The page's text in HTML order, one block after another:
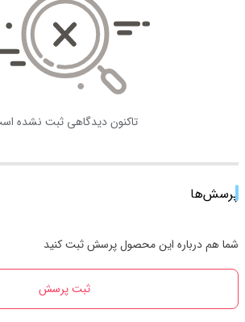
تاکنون دیدگاهی ثبت نشده
پرسش‌ها
شما هم درباره این محصول پرسش ثبت کنید
ثبت پرسش